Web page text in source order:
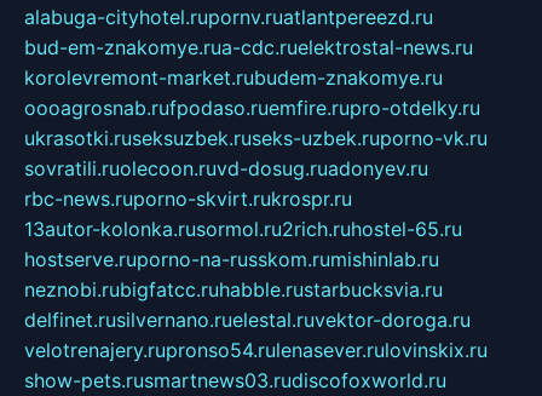
alabuga-cityhotel.rupornv.ruatlantpereezd.ru
bud-em-znakomye.rua-cdc.ruelektrostal-news.ru
korolevremont-market.rubudem-znakomye.ru
oooagrosnab.rufpodaso.ruemfire.rupro-otdelky.ru
ukrasotki.ruseksuzbek.ruseks-uzbek.ruporno-vk.ru
sovratili.ruolecoon.ruvd-dosug.ruadonyev.ru
rbc-news.ruporno-skvirt.rukrospr.ru
13autor-kolonka.rusormol.ru2rich.ruhostel-65.ru
hostserve.ruporno-na-russkom.rumishinlab.ru
neznobi.rubigfatcc.ruhabble.rustarbucksvia.ru
delfinet.rusilvernano.ruelestal.ruvektor-doroga.ru
velotrenajery.rupronso54.rulenasever.rulovinskix.ru
show-pets.rusmartnews03.rudiscofoxworld.ru